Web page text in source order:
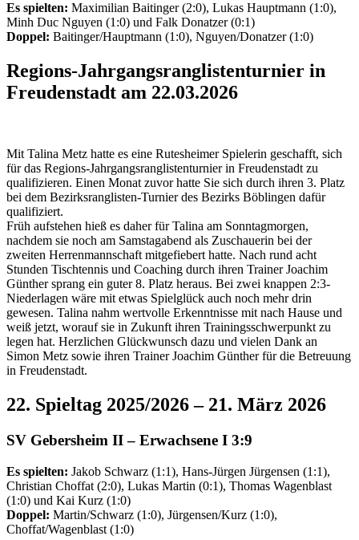
Es spielten: Maximilian Baitinger (2:0), Lukas Hauptmann (1:0),
Minh Duc Nguyen (1:0) und Falk Donatzer (0:1)
Doppel: Baitinger/Hauptmann (1:0), Nguyen/Donatzer (1:0)
Regions-Jahrgangsranglistenturnier in
Freudenstadt am 22.03.2026
Mit Talina Metz hatte es eine Rutesheimer Spielerin geschafft, sich
für das Regions-Jahrgangsranglistenturnier in Freudenstadt zu
qualifizieren. Einen Monat zuvor hatte Sie sich durch ihren 3. Platz
bei dem Bezirksranglisten-Turnier des Bezirks Böblingen dafür
qualifiziert.
Früh aufstehen hieß es daher für Talina am Sonntagmorgen,
nachdem sie noch am Samstagabend als Zuschauerin bei der
zweiten Herrenmannschaft mitgefiebert hatte. Nach rund acht
Stunden Tischtennis und Coaching durch ihren Trainer Joachim
Günther sprang ein guter 8. Platz heraus. Bei zwei knappen 2:3-
Niederlagen wäre mit etwas Spielglück auch noch mehr drin
gewesen. Talina nahm wertvolle Erkenntnisse mit nach Hause und
weiß jetzt, worauf sie in Zukunft ihren Trainingsschwerpunkt zu
legen hat. Herzlichen Glückwunsch dazu und vielen Dank an
Simon Metz sowie ihren Trainer Joachim Günther für die Betreuung
in Freudenstadt.
22. Spieltag 2025/2026 – 21. März 2026
SV Gebersheim II – Erwachsene I 3:9
Es spielten: Jakob Schwarz (1:1), Hans-Jürgen Jürgensen (1:1),
Christian Choffat (2:0), Lukas Martin (0:1), Thomas Wagenblast
(1:0) und Kai Kurz (1:0)
Doppel: Martin/Schwarz (1:0), Jürgensen/Kurz (1:0),
Choffat/Wagenblast (1:0)